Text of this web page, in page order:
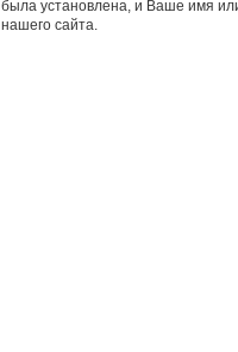
была установлена, и Ваше имя
нашего сайта.